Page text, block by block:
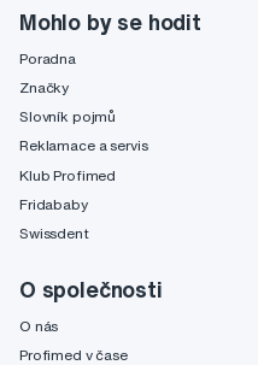
Mohlo by se hodit
Poradna
Značky
Slovník pojmů
Reklamace a servis
Klub Profimed
Fridababy
Swissdent
O společnosti
O nás
Profimed v čase